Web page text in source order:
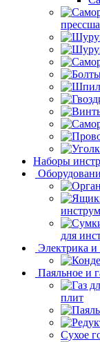
Наборы
для
Электрика
Паяльное и
плит
Сухое